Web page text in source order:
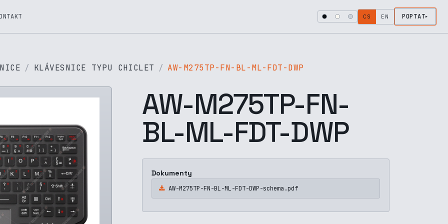
CS EN POPTAT
KLÁVESNICE TYPU CHICLET AW-M275TP-FN-BL-ML-FDT-DWP
AW-M275TP-FN-
BL-ML-FDT-DWP
Dokumenty
AW-M275TP-FN-BL-ML-FDT-DWP-schema.pdf